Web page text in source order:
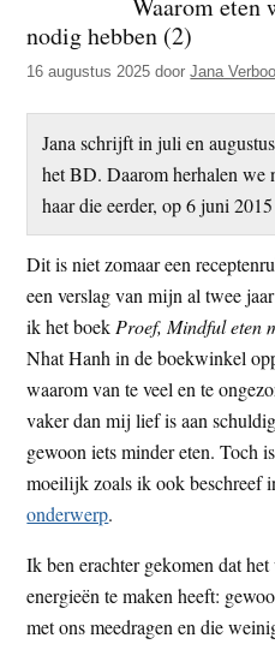
z
e
n
d
i
t
e
nodig hebben (2)
16 augustus 2025 doorJana
Jana schrijft in juli en
het BD. Daarom herhalen we
haar die eerder, op 6 juni
Dit is niet zomaar een
een verslag van mijn al twee
ik het boek Proef, Mindful eten
Nhat Hanh in de boekwinkel
waarom van te veel en te
vaker dan mij lief is aan
gewoon iets minder eten. Toch
moeilijk zoals ik ook beschreef
onderwerp.
Ik ben erachter gekomen dat
energieën te maken heeft:
met ons meedragen en die